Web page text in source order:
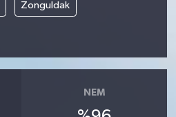
Zonguldak
NEM